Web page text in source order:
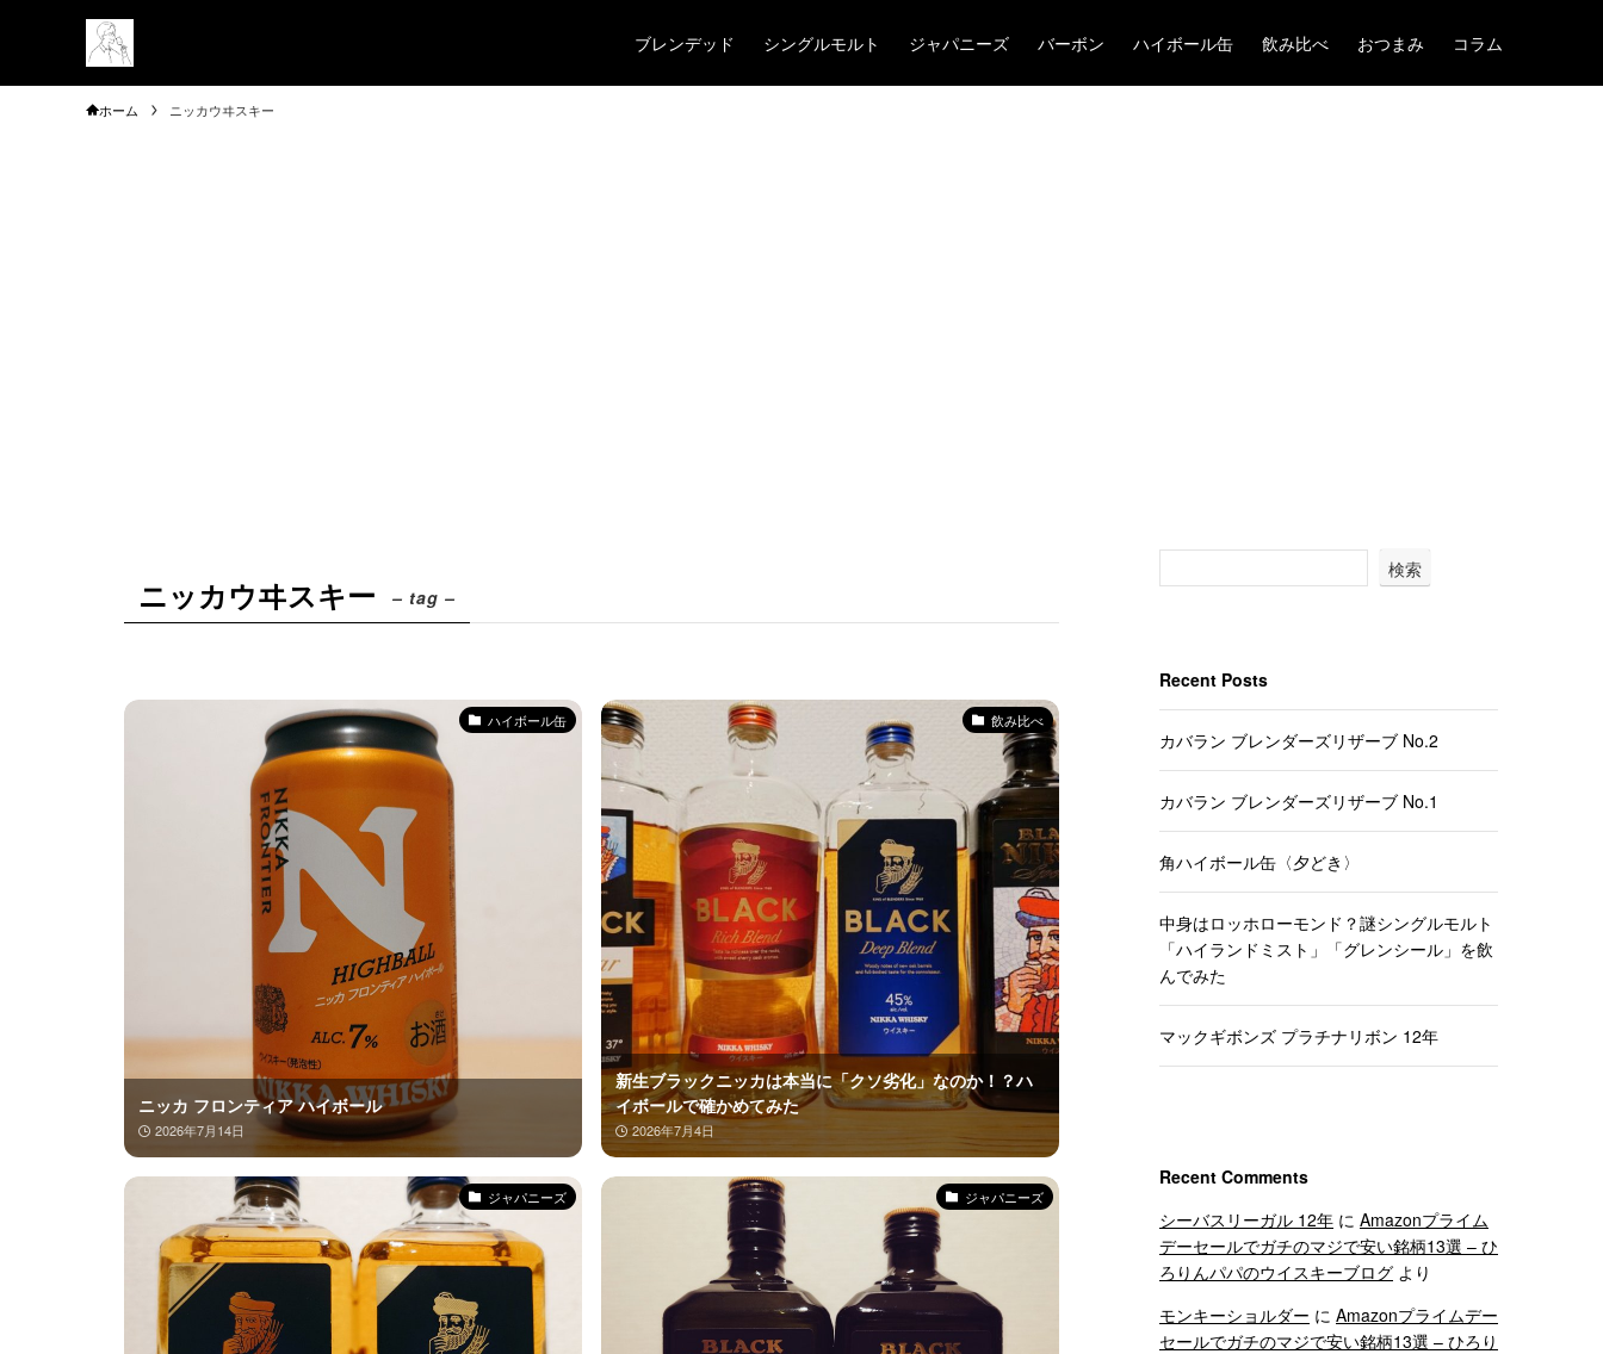
ブレンデッド シングルモルト ジャパニーズ バーボン ハイボール缶 飲み比べ おつまみ コラム
ホーム ニッカウヰスキー
ニッカウヰスキー – tag –
ハイボール缶
ニッカ フロンティア ハイボール
2026年7月14日
飲み比べ
新生ブラックニッカは本当に「クソ劣化」なのか！？ハ
イボールで確かめてみた
2026年7月4日
ジャパニーズ ジャパニーズ
検索
Recent Posts
カバラン ブレンダーズリザーブ No.2
カバラン ブレンダーズリザーブ No.1
角ハイボール缶〈夕どき〉
中身はロッホローモンド？謎シングルモルト
「ハイランドミスト」「グレンシール」を飲
んでみた
マックギボンズ プラチナリボン 12年
Recent Comments
シーバスリーガル 12年 に Amazonプライム
デーセールでガチのマジで安い銘柄13選 – ひ
ろりんパパのウイスキーブログ より
モンキーショルダー に Amazonプライムデー
セールでガチのマジで安い銘柄13選 – ひろり